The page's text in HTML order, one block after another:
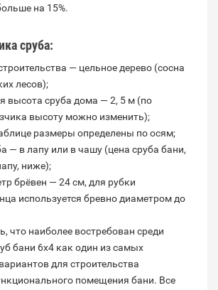
на 15%.
сруба:
— цельное дерево (сосна
лесов);
высота сруба дома — 2, 5 м (по
высоту можно изменить);
размеры определены по осям;
— в лапу или в чашу (цена сруба бани,
ниже);
брёвен — 24 см, для рубки
используется бревно диаметром до
что наиболее востребован среди
бани 6х4 как один из самых
для строительства
помещения бани. Все